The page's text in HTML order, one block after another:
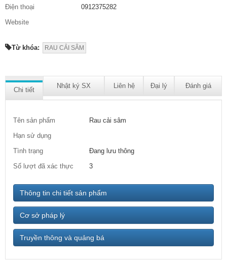
Điện thoại
0912375282
Website
Từ khóa: RAU CẢI SÂM
Chi tiết
Nhật ký SX Liên hệ Đại lý Đánh giá
Tên sản phẩm
Rau cải sâm
Hạn sử dụng
Tình trạng
Đang lưu thông
Số lượt đã xác thực
3
Thông tin chi tiết sản phẩm
Cơ sở pháp lý
Truyền thông và quảng bá